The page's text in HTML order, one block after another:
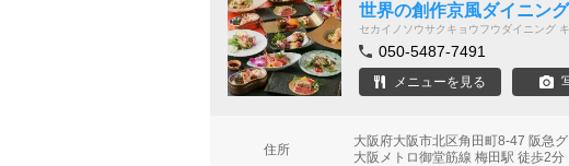
世界の創作京風ダイニン
セカイノソウサクキョウフウダイニング
050-5487-7491
メニューを見る
住所
大阪府大阪市北区角田町8-47 阪急
大阪メトロ御堂筋線 梅田駅 徒歩2分